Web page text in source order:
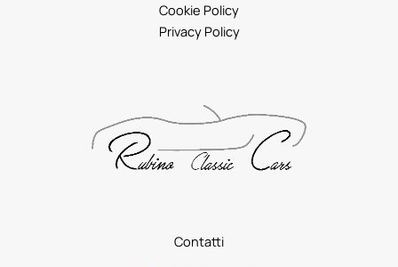
Contatti
Cookie Policy
Privacy Policy